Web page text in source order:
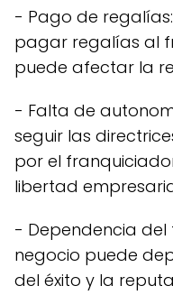
- Pago de
pagar regalías al
puede afectar la
- Falta de
seguir las
por el
libertad
- Dependencia del
negocio puede
del éxito y la